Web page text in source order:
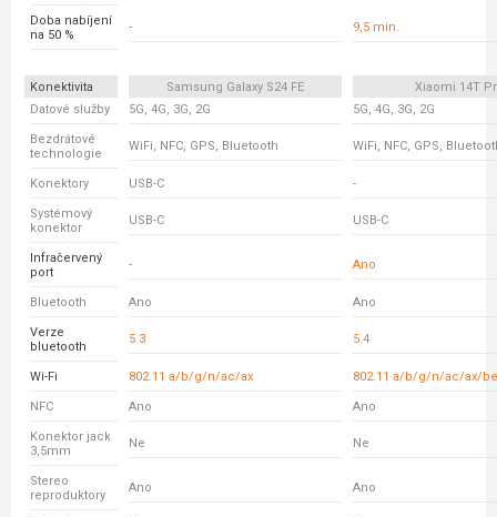
Doba nabíjení
na 50 %
- 9,5 min.
Konektivita Samsung Galaxy S24 FE
Xiaomi 14T
Datové služby
5G, 4G, 3G, 2G 5G, 4G, 3G, 2G
Bezdrátové
technologie
WiFi, NFC, GPS, Bluetooth WiFi, NFC, GPS,
Konektory USB-C -
Systémový
konektor
USB-C USB-C
Infračervený
port
- Ano
Bluetooth Ano Ano
Verze
bluetooth
5.3 5.4
Wi-Fi 802.11 a/b/g/n/ac/ax 802.11 a/b/g/n/ac/ax/be
NFC Ano Ano
Konektor jack
3,5mm
Ne Ne
Stereo
reproduktory
Ano Ano